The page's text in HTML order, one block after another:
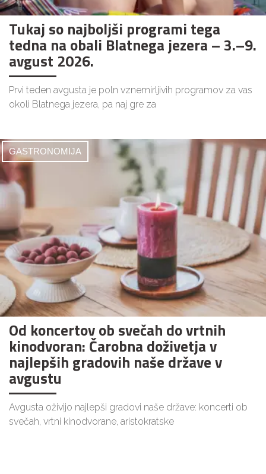
Tukaj so najboljši programi tega
tedna na obali Blatnega jezera – 3.–9.
avgust 2026.
Prvi teden avgusta je poln vznemirljivih programov za vas
okoli Blatnega jezera, pa naj gre za
GASTRONOMIJA
Od koncertov ob svečah do vrtnih
kinodvoran: Čarobna doživetja v
najlepših gradovih naše države v
avgustu
Avgusta oživijo najlepši gradovi naše države: koncerti ob
svečah, vrtni kinodvorane, aristokratske